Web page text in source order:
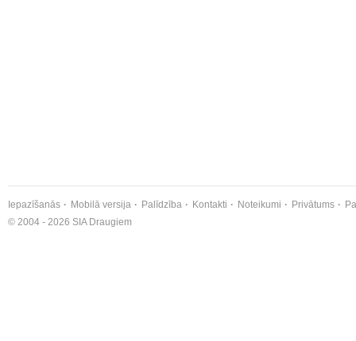
Iepazīšanās Mobilā versija Palīdzība Kontakti Noteikumi Privātums
© 2004 - 2026 SIA Draugiem